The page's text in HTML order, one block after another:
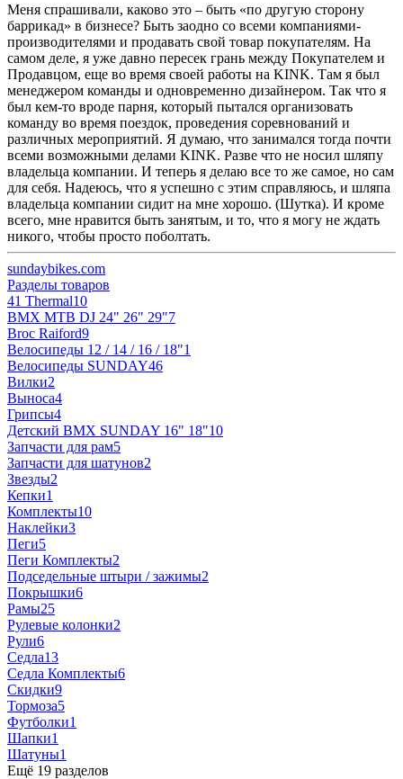
Меня спрашивали, каково это – быть «по другую сторону
баррикад» в бизнесе? Быть заодно со всеми компаниями-
производителями и продавать свой товар покупателям. На
самом деле, я уже давно пересек грань между Покупателем и
Продавцом, еще во время своей работы на KINK. Там я был
менеджером команды и одновременно дизайнером. Так что я
был кем-то вроде парня, который пытался организовать
команду во время поездок, проведения соревнований и
различных мероприятий. Я думаю, что занимался тогда почти
всеми возможными делами KINK. Разве что не носил шляпу
владельца компании. И теперь я делаю все то же самое, но сам
для себя. Надеюсь, что я успешно с этим справляюсь, и шляпа
владельца компании сидит на мне хорошо. (Шутка). И кроме
всего, мне нравится быть занятым, и то, что я могу не ждать
никого, чтобы просто поболтать.
sundaybikes.com
Разделы товаров
41 Thermal10
BMX MTB DJ 24" 26" 29"7
Broc Raiford9
Велосипеды 12 / 14 / 16 / 18"1
Велосипеды SUNDAY46
Вилки2
Выноса4
Грипсы4
Детский BMX SUNDAY 16" 18"10
Запчасти для рам5
Запчасти для шатунов2
Звезды2
Кепки1
Комплекты10
Наклейки3
Пеги5
Пеги Комплекты2
Подседельные штыри / зажимы2
Покрышки6
Рамы25
Рулевые колонки2
Рули6
Седла13
Седла Комплекты6
Скидки9
Тормоза5
Футболки1
Шапки1
Шатуны1
Ещё 19 разделов